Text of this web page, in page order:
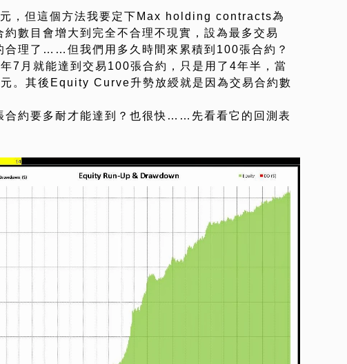
，但這個方法我要定下Max holding contracts為
數目會增大到完全不合理不現實，設為最多交易
合理了……但我們用多久時間來累積到100張合約？
7月就能達到交易100張合約，只是用了4年半，當
。其後Equity Curve升勢放綬就是因為交易合約數
合約要多耐才能達到？也很快……先看看它的回測表